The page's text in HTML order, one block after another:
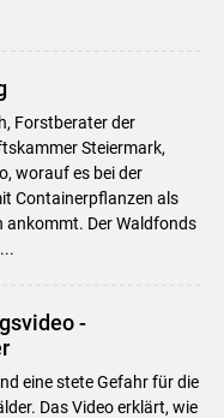
Forstberater der
Steiermark,
worauf es bei der
Containerpflanzen als
Der Waldfonds
-
eine stete Gefahr für die
Das Video erklärt, wie